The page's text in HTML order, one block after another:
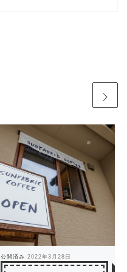
公開済み 2022年3月28日